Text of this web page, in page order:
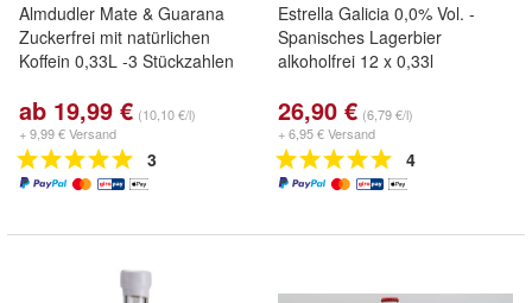
Almdudler Mate & Guarana
Zuckerfrei mit natürlichen
Koffein 0,33L -3 Stückzahlen
ab 19,99 € (10,10 €/l)
+ 9,99 € Versand
3
Estrella Galicia 0,0% Vol. -
Spanisches Lagerbier
alkoholfrei 12 x 0,33l
26,90 € (6,79 €/l)
+ 6,95 € Versand
4